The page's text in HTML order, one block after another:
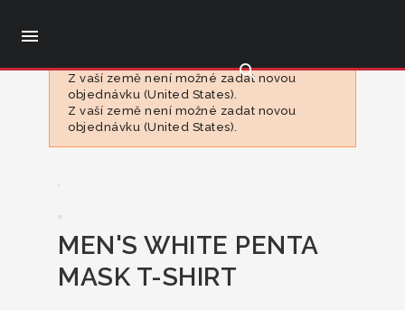

search
Z vaší země není možné zadat novou
objednávku (United States).
Z vaší země není možné zadat novou
objednávku (United States).
MEN'S WHITE PENTA
MASK T-SHIRT